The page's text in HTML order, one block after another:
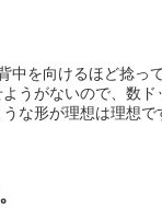
中を向けるほど捻っ
うがないので、数
な形が理想は理想